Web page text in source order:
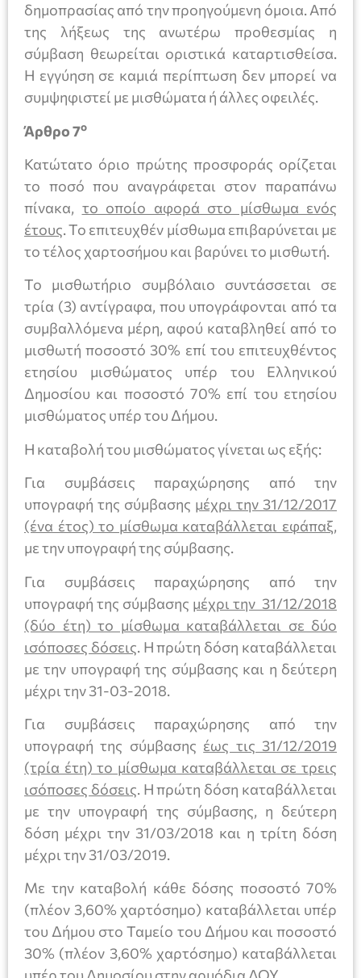
δημοπρασίας από την προηγούμενη όμοια. Από
της λήξεως της ανωτέρω προθεσμίας η
σύμβαση θεωρείται οριστικά καταρτισθείσα.
Η εγγύηση σε καμιά περίπτωση δεν μπορεί να
συμψηφιστεί με μισθώματα ή άλλες οφειλές.
Άρθρο 7ο
Κατώτατο όριο πρώτης προσφοράς ορίζεται
το ποσό που αναγράφεται στον παραπάνω
πίνακα, το οποίο αφορά στο μίσθωμα ενός
έτους. Το επιτευχθέν μίσθωμα επιβαρύνεται με
το τέλος χαρτοσήμου και βαρύνει το μισθωτή.
Το μισθωτήριο συμβόλαιο συντάσσεται σε
τρία (3) αντίγραφα, που υπογράφονται από τα
συμβαλλόμενα μέρη, αφού καταβληθεί από το
μισθωτή ποσοστό 30% επί του επιτευχθέντος
ετησίου μισθώματος υπέρ του Ελληνικού
Δημοσίου και ποσοστό 70% επί του ετησίου
μισθώματος υπέρ του Δήμου.
Η καταβολή του μισθώματος γίνεται ως εξής:
Για συμβάσεις παραχώρησης από την
υπογραφή της σύμβασης μέχρι την 31/12/2017
(ένα έτος) το μίσθωμα καταβάλλεται εφάπαξ,
με την υπογραφή της σύμβασης.
Για συμβάσεις παραχώρησης από την
υπογραφή της σύμβασης μέχρι την 31/12/2018
(δύο έτη) το μίσθωμα καταβάλλεται σε δύο
ισόποσες δόσεις. Η πρώτη δόση καταβάλλεται
με την υπογραφή της σύμβασης και η δεύτερη
μέχρι την 31-03-2018.
Για συμβάσεις παραχώρησης από την
υπογραφή της σύμβασης έως τις 31/12/2019
(τρία έτη) το μίσθωμα καταβάλλεται σε τρεις
ισόποσες δόσεις. Η πρώτη δόση καταβάλλεται
με την υπογραφή της σύμβασης, η δεύτερη
δόση μέχρι την 31/03/2018 και η τρίτη δόση
μέχρι την 31/03/2019.
Με την καταβολή κάθε δόσης ποσοστό 70%
(πλέον 3,60% χαρτόσημο) καταβάλλεται υπέρ
του Δήμου στο Ταμείο του Δήμου και ποσοστό
30% (πλέον 3,60% χαρτόσημο) καταβάλλεται